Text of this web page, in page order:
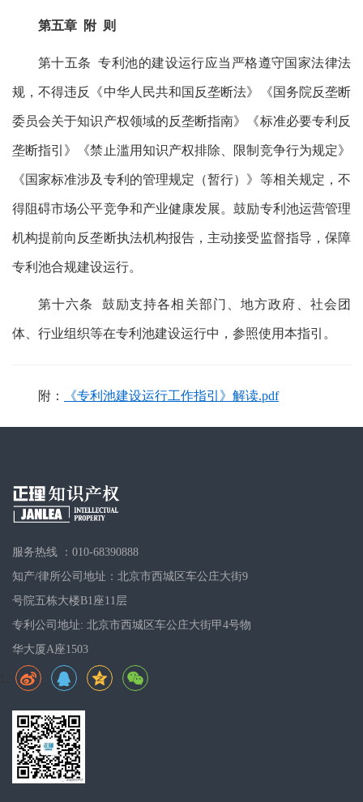
第五章 附 则
第十五条 专利池的建设运行应当严格遵守国家法律法
规，不得违反《中华人民共和国反垄断法》《国务院反垄断
委员会关于知识产权领域的反垄断指南》《标准必要专利反
垄断指引》《禁止滥用知识产权排除、限制竞争行为规定》
《国家标准涉及专利的管理规定（暂行）》等相关规定，不
得阻碍市场公平竞争和产业健康发展。鼓励专利池运营管理
机构提前向反垄断执法机构报告，主动接受监督指导，保障
专利池合规建设运行。
第十六条 鼓励支持各相关部门、地方政府、社会团
体、行业组织等在专利池建设运行中，参照使用本指引。
附： 《专利池建设运行工作指引》解读.pdf
服务热线 ：010-68390888
知产/律所公司地址：北京市西城区车公庄大街9
号院五栋大楼B1座11层
专利公司地址: 北京市西城区车公庄大街甲4号物
华大厦A座1503